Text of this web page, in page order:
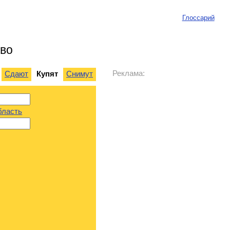
Глоссарий
Сдают Купят Снимут Реклама: